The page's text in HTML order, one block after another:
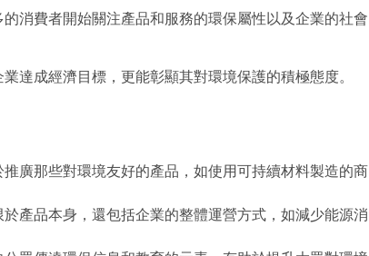
消費者開始關注產品和服務的環保屬性以及企業的社會
達成經濟目標，更能彰顯其對環境保護的積極態度。
廣那些對環境友好的產品，如使用可持續材料製造的商
產品本身，還包括企業的整體運營方式，如減少能源消